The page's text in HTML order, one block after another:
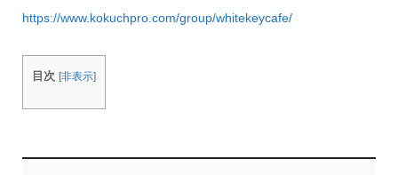
https://www.kokuchpro.com/group/whitekeycafe/
目次 [非表示]